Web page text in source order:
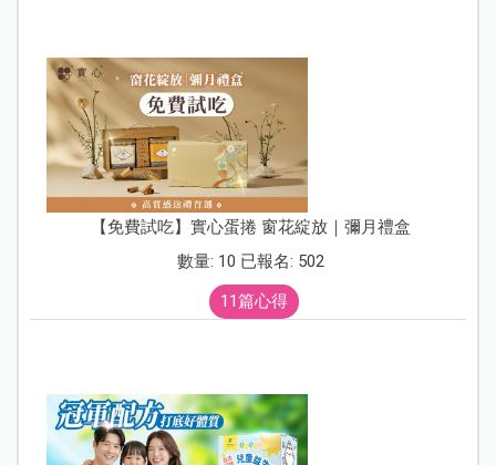
【免費試吃】實心蛋捲 窗花綻放｜彌月禮盒
數量: 10 已報名: 502
11篇心得